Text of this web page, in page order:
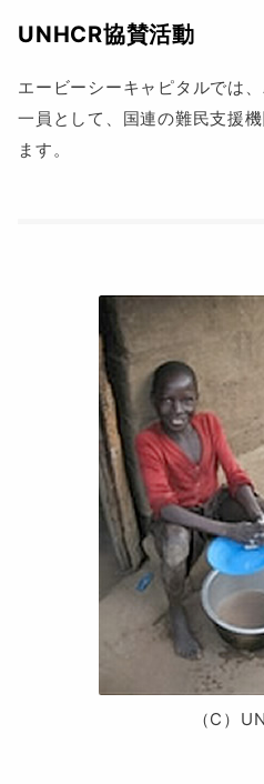
UNHCR協賛活動
エービーシーキャピタルでは
一員として、国連の難民支援
ます。
（C）